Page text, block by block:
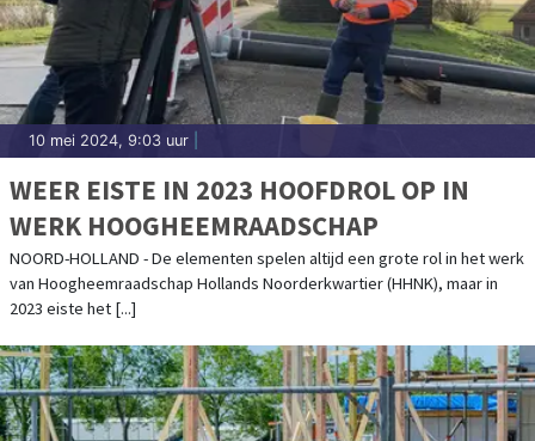
10 mei 2024, 9:03 uur
WEER EISTE IN 2023 HOOFDROL OP IN
WERK HOOGHEEMRAADSCHAP
NOORD-HOLLAND - De elementen spelen altijd een grote rol in het werk
van Hoogheemraadschap Hollands Noorderkwartier (HHNK), maar in
2023 eiste het [...]